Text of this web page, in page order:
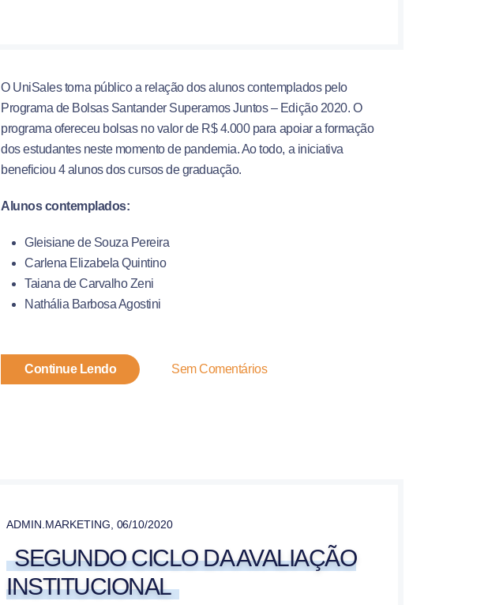
O UniSales torna público a relação dos alunos contemplados pelo
Programa de Bolsas Santander Superamos Juntos – Edição 2020. O
programa ofereceu bolsas no valor de R$ 4.000 para apoiar a formação
dos estudantes neste momento de pandemia. Ao todo, a iniciativa
beneficiou 4 alunos dos cursos de graduação.
Alunos contemplados:
Gleisiane de Souza Pereira
Carlena Elizabela Quintino
Taiana de Carvalho Zeni
Nathália Barbosa Agostini
Continue Lendo Sem Comentários
ADMIN.MARKETING 06/10/2020
SEGUNDO CICLO DA AVALIAÇÃO
INSTITUCIONAL